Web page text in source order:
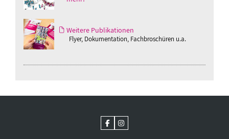
Weitere Publikationen
Flyer, Dokumentation, Fachbroschüren u.a.